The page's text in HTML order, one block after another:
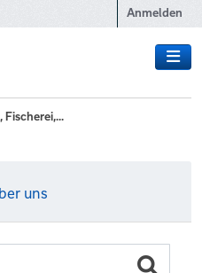
Anmelden
Fischerei,...
uns